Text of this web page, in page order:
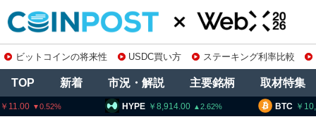
ビットコインの将来性 USDC買い方 ステーキング利率比較
TOP 新着 市況・解説 主要銘柄 取材特集
BTC 10,184,206
8,914.00